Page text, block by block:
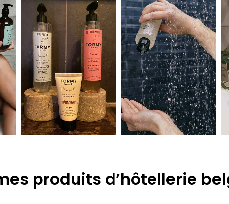
produits d’hôtellerie